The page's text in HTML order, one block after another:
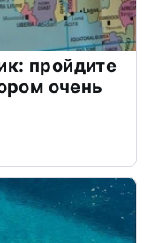
пройдите
очень